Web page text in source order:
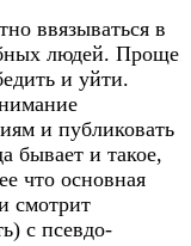
ввязываться в
людей. Проще
и уйти.
и публиковать
бывает и такое,
что основная
смотрит
с псевдо-